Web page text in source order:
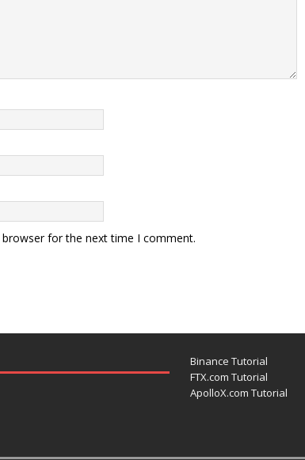
for the next time I comment.
Binance Tutorial
FTX.com Tutorial
ApolloX.com Tutorial